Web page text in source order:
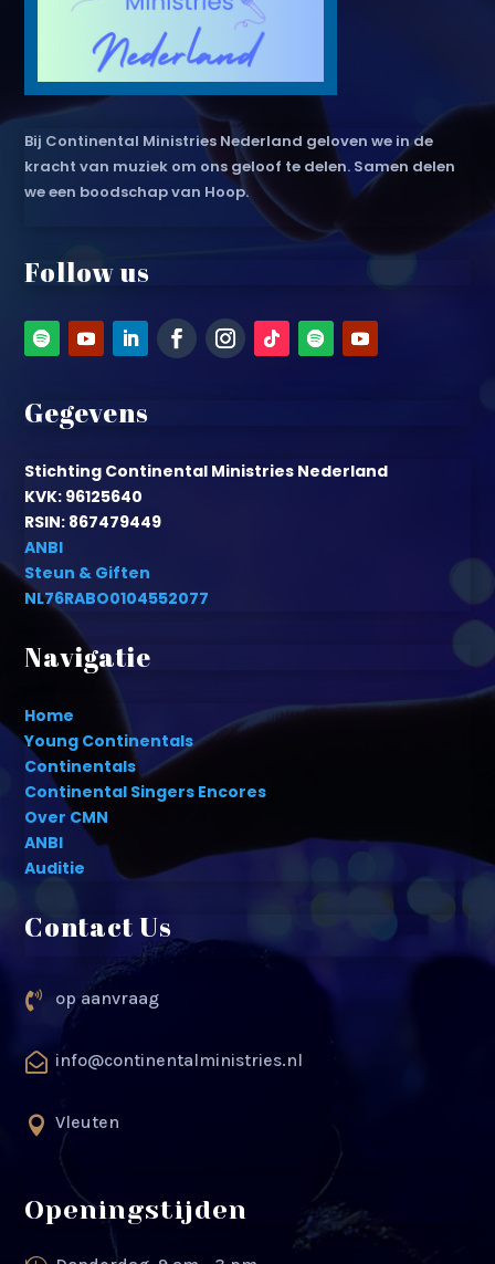
Bij Continental Ministries Nederland geloven we in de
kracht van muziek om ons geloof te delen. Samen delen
we een boodschap van Hoop.
Follow us
Gegevens
Stichting Continental Ministries Nederland
KVK: 96125640
RSIN: 867479449
ANBI
Steun & Giften
NL76RABO0104552077
Navigatie
Home
Young Continentals
Continentals
Continental Singers Encores
Over CMN
ANBI
Auditie
Contact Us
 op aanvraag
 info@continentalministries.nl
 Vleuten
Openingstijden